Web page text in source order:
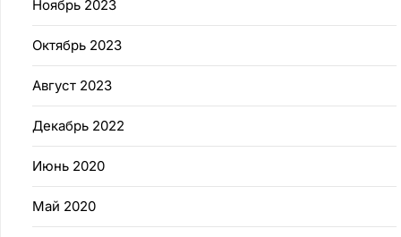
Ноябрь 2023
Октябрь 2023
Август 2023
Декабрь 2022
Июнь 2020
Май 2020